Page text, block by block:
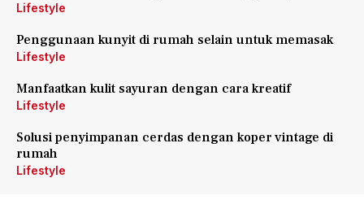
Lifestyle
Penggunaan kunyit di rumah selain untuk memasak
Lifestyle
Manfaatkan kulit sayuran dengan cara kreatif
Lifestyle
Solusi penyimpanan cerdas dengan koper vintage di
rumah
Lifestyle